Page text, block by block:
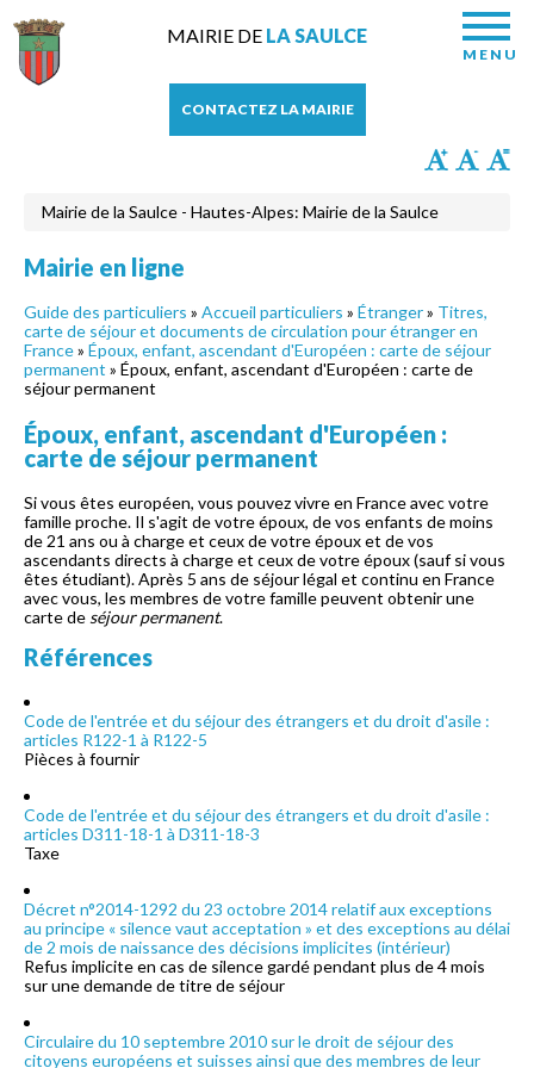
MAIRIE DE LA SAULCE
MENU
CONTACTEZ LA MAIRIE
Mairie de la Saulce - Hautes-Alpes: Mairie de la Saulce
Mairie en ligne
Guide des particuliers » Accueil particuliers » Étranger» Titres,
carte de séjour et documents de circulation pour étranger en
France» Époux, enfant, ascendant d'Européen : carte de séjour
permanent » Époux, enfant, ascendant d'Européen : carte de
séjour permanent
Époux, enfant, ascendant d'Européen :
carte de séjour permanent
Si vous êtes européen, vous pouvez vivre en France avec votre
famille proche. Il s'agit de votre époux, de vos enfants de moins
de 21 ans ou à charge et ceux de votre époux et de vos
ascendants directs à charge et ceux de votre époux (sauf si vous
êtes étudiant). Après 5 ans de séjour légal et continu en France
avec vous, les membres de votre famille peuvent obtenir une
carte de séjour permanent.
Références
Code de l'entrée et du séjour des étrangers et du droit d'asile :
articles R122-1 à R122-5
Pièces à fournir
Code de l'entrée et du séjour des étrangers et du droit d'asile :
articles D311-18-1 à D311-18-3
Taxe
Décret n°2014-1292 du 23 octobre 2014 relatif aux exceptions
au principe « silence vaut acceptation » et des exceptions au délai
de 2 mois de naissance des décisions implicites (intérieur)
Refus implicite en cas de silence gardé pendant plus de 4 mois
sur une demande de titre de séjour
Circulaire du 10 septembre 2010 sur le droit de séjour des
citoyens européens et suisses ainsi que des membres de leur